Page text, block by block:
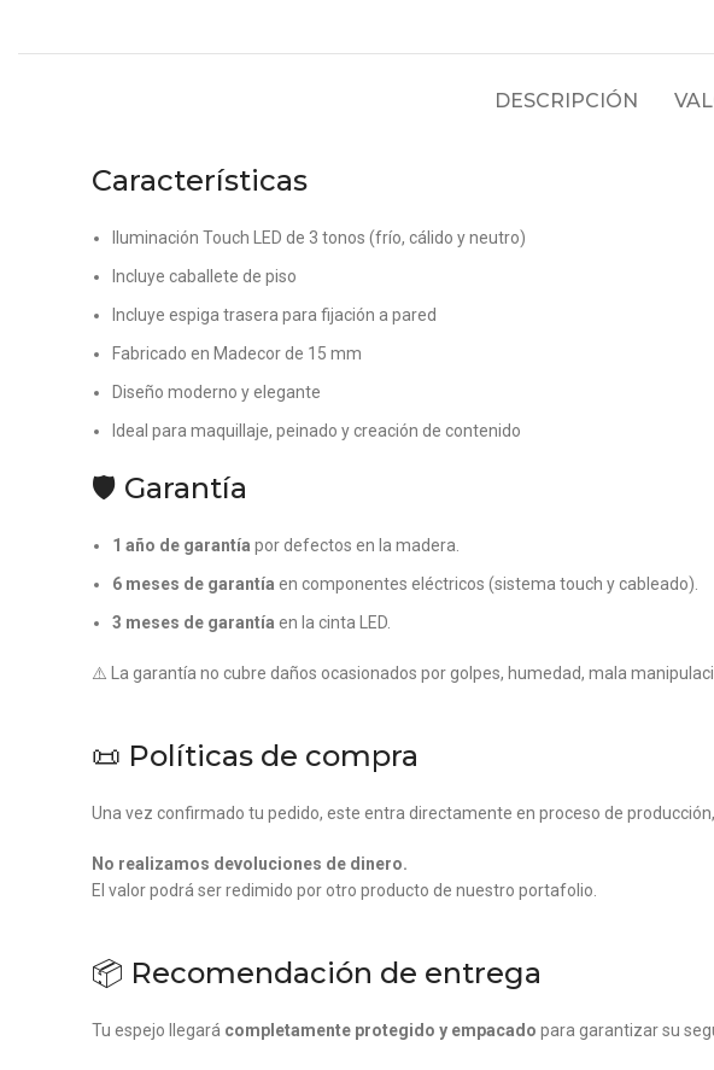
DESCRIPCIÓN
Características
Iluminación Touch LED de 3 tonos (frío, cálido y neutro)
Incluye caballete de piso
Incluye espiga trasera para fijación a pared
Fabricado en Madecor de 15 mm
Diseño moderno y elegante
Ideal para maquillaje, peinado y creación de contenido
🛡️ Garantía
1 año de garantía por defectos en la madera.
6 meses de garantía en componentes eléctricos (sistema touch y cableado).
3 meses de garantía en la cinta LED.
⚠️ La garantía no cubre daños ocasionados por golpes, humedad, mala
📜 Políticas de compra
Una vez confirmado tu pedido, este entra directamente en proceso de
No realizamos devoluciones de dinero.
El valor podrá ser redimido por otro producto de nuestro portafolio.
📦 Recomendación de entrega
Tu espejo llegará completamente protegido y empacado para garantizar su